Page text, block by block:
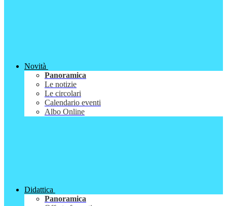
Novità
Panoramica
Le notizie
Le circolari
Calendario eventi
Albo Online
Didattica
Panoramica